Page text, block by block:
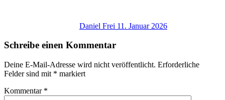
Daniel Frei 11. Januar 2026
Schreibe einen Kommentar
Deine E-Mail-Adresse wird nicht veröffentlicht. Erforderliche
Felder sind mit * markiert
Kommentar *